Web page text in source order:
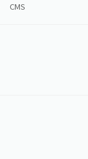
CMS